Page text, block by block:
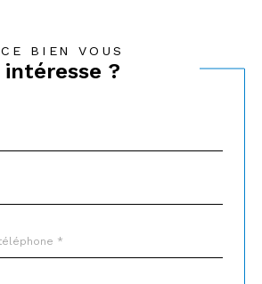
CE BIEN VOUS
intéresse ?